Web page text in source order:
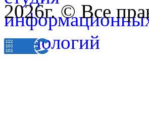
2026г. © Все